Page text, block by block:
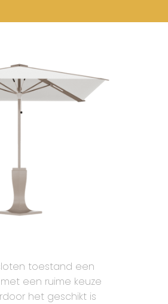
toestand een
een ruime keuze
het geschikt is